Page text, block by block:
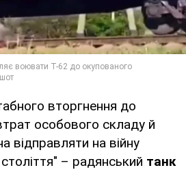
вторгнення до
особового складу й
відправляти на війну
– радянський танк